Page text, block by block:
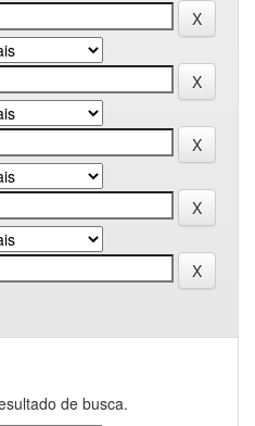
de busca.